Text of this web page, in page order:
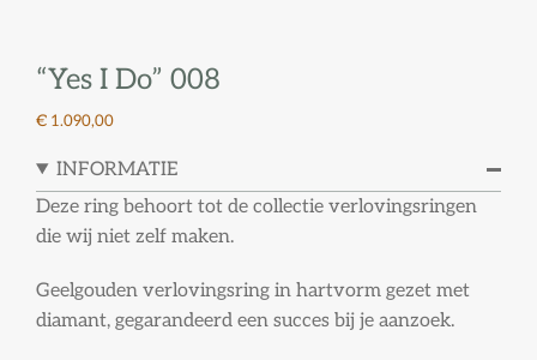
“Yes I Do” 008
€ 1.090,00
INFORMATIE
Deze ring behoort tot de collectie verlovingsringen
die wij niet zelf maken.
Geelgouden verlovingsring in hartvorm gezet met
diamant, gegarandeerd een succes bij je aanzoek.